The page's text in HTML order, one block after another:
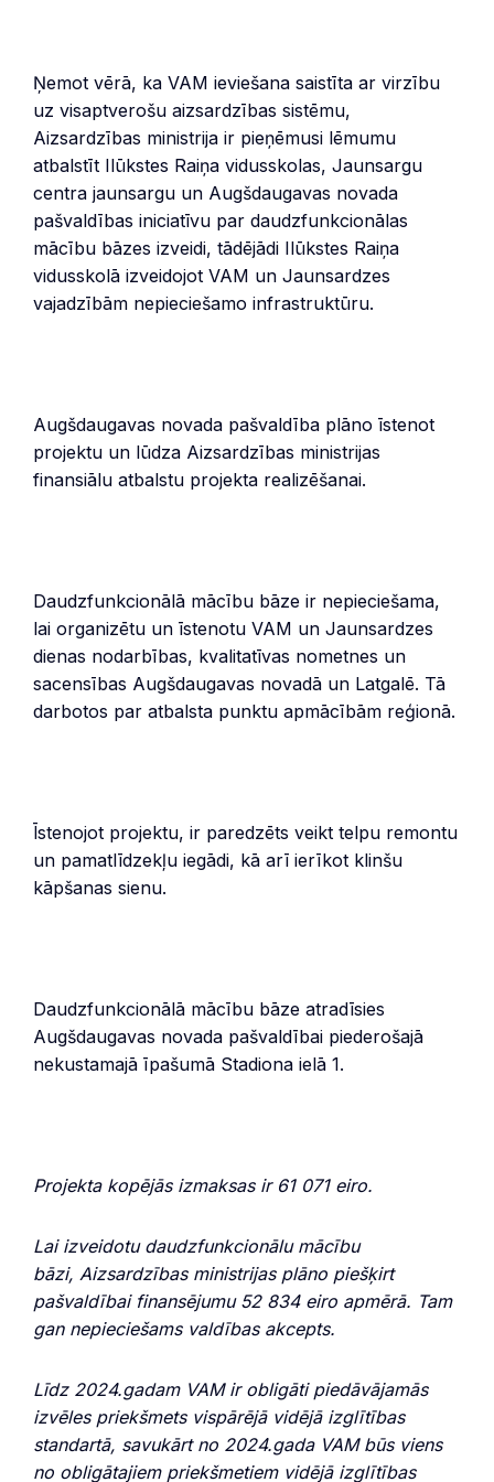
Ņemot vērā, ka VAM ieviešana saistīta ar virzību
uz visaptverošu aizsardzības sistēmu,
Aizsardzības ministrija ir pieņēmusi lēmumu
atbalstīt Ilūkstes Raiņa vidusskolas, Jaunsargu
centra jaunsargu un Augšdaugavas novada
pašvaldības iniciatīvu par daudzfunkcionālas
mācību bāzes izveidi, tādējādi Ilūkstes Raiņa
vidusskolā izveidojot VAM un Jaunsardzes
vajadzībām nepieciešamo infrastruktūru.
Augšdaugavas novada pašvaldība plāno īstenot
projektu un lūdza Aizsardzības ministrijas
finansiālu atbalstu projekta realizēšanai.
Daudzfunkcionālā mācību bāze ir nepieciešama,
lai organizētu un īstenotu VAM un Jaunsardzes
dienas nodarbības, kvalitatīvas nometnes un
sacensības Augšdaugavas novadā un Latgalē. Tā
darbotos par atbalsta punktu apmācībām reģionā.
Īstenojot projektu, ir paredzēts veikt telpu remontu
un pamatlīdzekļu iegādi, kā arī ierīkot klinšu
kāpšanas sienu.
Daudzfunkcionālā mācību bāze atradīsies
Augšdaugavas novada pašvaldībai piederošajā
nekustamajā īpašumā Stadiona ielā 1.
Projekta kopējās izmaksas ir 61 071 eiro.
Lai izveidotu daudzfunkcionālu mācību
bāzi, Aizsardzības ministrijas plāno piešķirt
pašvaldībai finansējumu 52 834 eiro apmērā. Tam
gan nepieciešams valdības akcepts.
Līdz 2024.gadam VAM ir obligāti piedāvājamās
izvēles priekšmets vispārējā vidējā izglītības
standartā, savukārt no 2024.gada VAM būs viens
no obligātajiem priekšmetiem vidējā izglītības